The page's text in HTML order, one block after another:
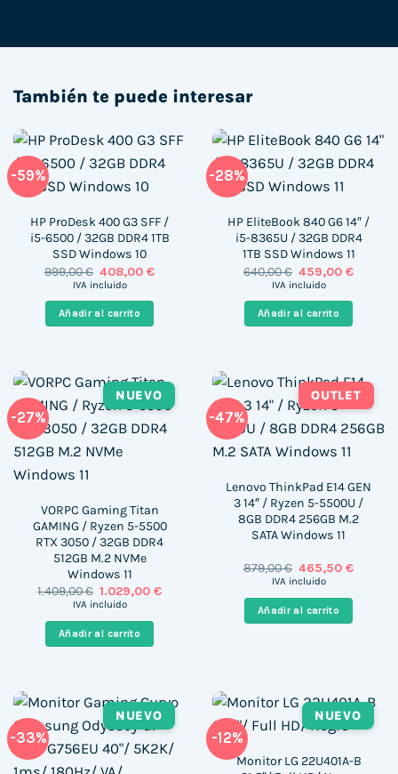
También te puede interesar
-59%
HP ProDesk 400 G3 SFF /
i5-6500 / 32GB DDR4 1TB
SSD Windows 10
999,00€ El
precio
era:
999,00 €.
408,00€El
IVA incluido
Añadir al carrito
-28%
HP EliteBook 840 G6 14″ /
i5-8365U / 32GB DDR4
1TB SSD Windows 11
640,00€ El
precio
era:
640,00 €.
459,00€El
IVA incluido
Añadir al carrito
-27%
NUEVO
VORPC Gaming Titan
GAMING / Ryzen 5-5500
RTX 3050 / 32GB DDR4
512GB M.2 NVMe
Windows 11
1.409,00€ El
precio
era:
1.409,00 €.
1.029,00€El
IVA incluido
Añadir al carrito
-47%
OUTLET
Lenovo ThinkPad E14 GEN
3 14″ / Ryzen 5-5500U /
8GB DDR4 256GB M.2
SATA Windows 11
879,00€ El
precio
era:
879,00 €.
465,50€El
IVA incluido
Añadir al carrito
-33%
NUEVO
-12%
NUEVO
Monitor LG 22U401A-B